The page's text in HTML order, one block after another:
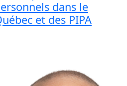
dans le
et des PIPA